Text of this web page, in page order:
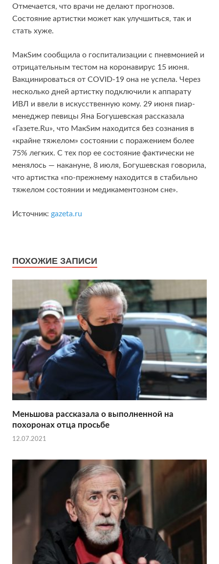
Отмечается, что врачи не делают прогнозов.
Состояние артистки может как улучшиться, так и
стать хуже.
МакSим сообщила о госпитализации с пневмонией и
отрицательным тестом на коронавирус 15 июня.
Вакцинироваться от COVID-19 она не успела. Через
несколько дней артистку подключили к аппарату
ИВЛ и ввели в искусственную кому. 29 июня пиар-
менеджер певицы Яна Богушевская рассказала
«Газете.Ru», что МакSим находится без сознания в
«крайне тяжелом» состоянии с поражением более
75% легких. С тех пор ее состояние фактически не
менялось — накануне, 8 июля, Богушевская говорила,
что артистка «по-прежнему находится в стабильно
тяжелом состоянии и медикаментозном сне».
Источник: gazeta.ru
ПОХОЖИЕ ЗАПИСИ
Меньшова рассказала о выполненной на
похоронах отца просьбе
12.07.2021